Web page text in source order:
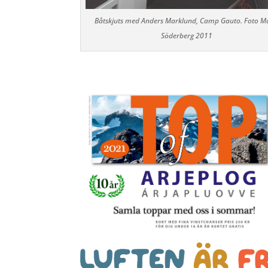
Båtskjuts med Anders Marklund, Camp Gauto. Foto
Söderberg 2011